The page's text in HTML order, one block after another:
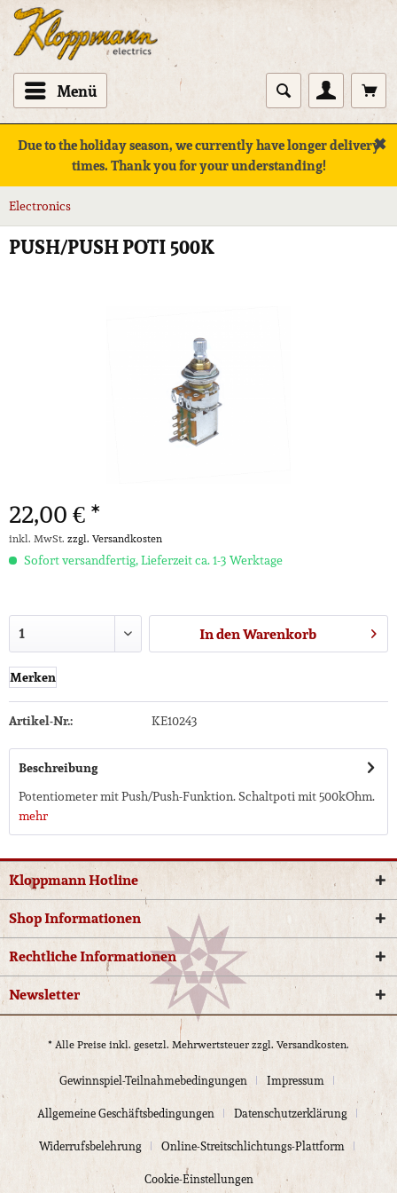
Menü
Due to the holiday season, we currently have longer delivery
times. Thank you for your understanding!
✖
Electronics
PUSH/PUSH POTI 500K
22,00 € *
inkl. MwSt. zzgl. Versandkosten
Sofort versandfertig, Lieferzeit ca. 1-3 Werktage
In denWarenkorb
Merken
Artikel-Nr.: KE10243
Beschreibung
Potentiometer mit Push/Push-Funktion. Schaltpoti mit 500kOhm.
mehr
Kloppmann Hotline
Shop Informationen
Rechtliche Informationen
Newsletter
* Alle Preise inkl. gesetzl. Mehrwertsteuer zzgl. Versandkosten.
Gewinnspiel-Teilnahmebedingungen
Impressum
Allgemeine Geschäftsbedingungen
Datenschutzerklärung
Widerrufsbelehrung
Online-Streitschlichtungs-Plattform
Cookie-Einstellungen